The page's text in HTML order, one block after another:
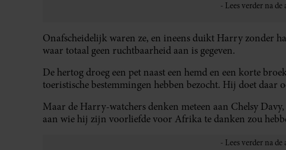
Onafscheidelijk waren ze, en ineens duikt Harry zonder
waar totaal geen ruchtbaarheid aan is gegeven.
De hertog droeg een pet naast een hemd en een korte
toeristische bestemmingen hebben bezocht. Hij doet daar
Maar de Harry-watchers denken meteen aan Chelsy
aan wie hij zijn voorliefde voor Afrika te danken zou